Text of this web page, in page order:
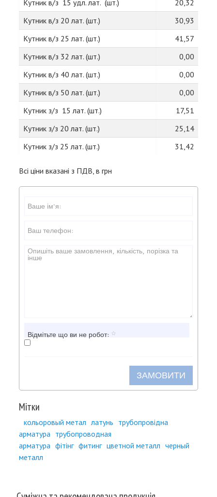
Кутник в/з 15 удл. лат. (шт.)
20,32
Кутник в/з 20 лат. (шт.)
30,93
Кутник в/з 25 лат. (шт.)
41,57
Кутник в/з 32 лат. (шт.)
0,00
Кутник в/з 40 лат. (шт.)
0,00
Кутник в/з 50 лат. (шт.)
0,00
Кутник з/з 15 лат. (шт.)
17,51
Кутник з/з 20 лат. (шт.)
25,14
Кутник з/з 25 лат. (шт.)
31,42
Всі ціни вказані з ПДВ, в грн
Відмітьте що ви не робот:
ЗАМОВИТИ
Мітки
кольоровый метал латунь трубопровідна
арматура трубопроводная
арматура фітінг фитинг цветной металл черный
металл